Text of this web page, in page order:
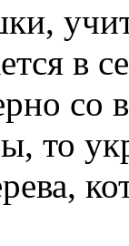
в
со
то